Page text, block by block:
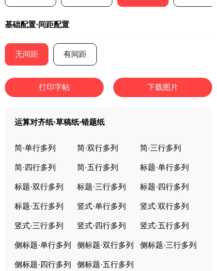
基础配置·间距配置
无间距 有间距
打印字帖 下载图片
运算对齐纸·草稿纸·错题纸
简·单行多列 简·双行多列 简·三行多列
简·四行多列 简·五行多列 标题·单行多列
标题·双行多列 标题·三行多列 标题·四行多列
标题·五行多列 竖式·单行多列 竖式·双行多列
竖式·三行多列 竖式·四行多列 竖式·五行多列
侧标题·单行多列 侧标题·双行多列 侧标题·三行多列
侧标题·四行多列 侧标题·五行多列